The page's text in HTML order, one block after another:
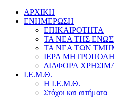
ΑΡΧΙΚΗ
ΕΝΗΜΕΡΩΣΗ
ΕΠΙΚΑΙΡΟΤΗΤΑ
ΤΑ ΝΕΑ ΤΗΣ
ΤΑ ΝΕΑ ΤΩΝ
ΙΕΡΑ
ΔΙΑΦΟΡΑ
Ι.Ε.Μ.Θ.
Η Ι.Ε.Μ.Θ.
Στόχοι και αιτήματα